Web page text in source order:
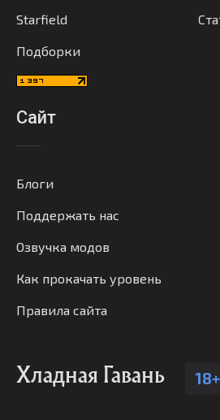
Starfield
Подборки
Сайт
Блоги
Поддержать нас
Озвучка модов
Как прокачать уровень
Правила сайта
Хладная Гавань 18+